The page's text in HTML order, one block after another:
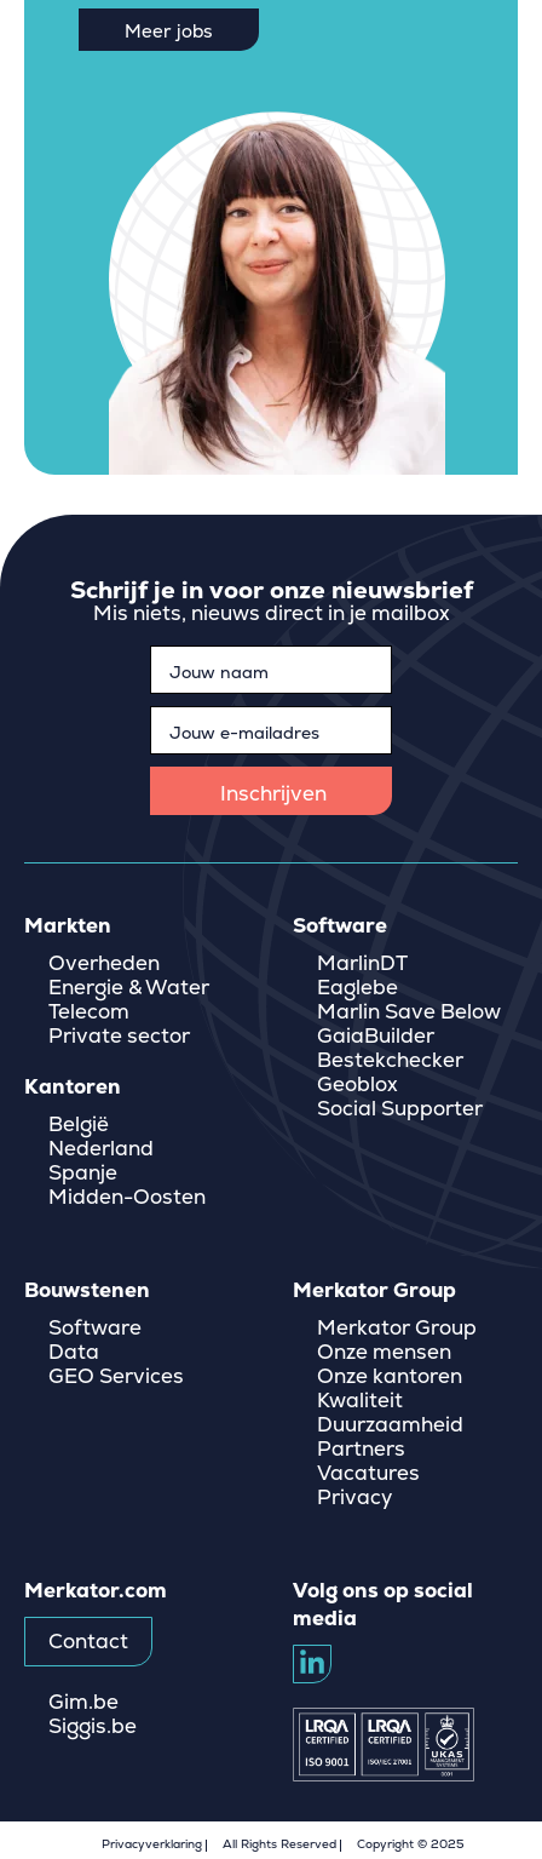
Meer jobs
Schrijf je in voor onze nieuwsbrief
Mis niets, nieuws direct in je mailbox
Volg ons op social
media
Markten
Overheden
Energie & Water
Telecom
Private sector
Kantoren
België
Nederland
Spanje
Midden-Oosten
Software
MarlinDT
Eaglebe
Marlin Save Below
GaiaBuilder
Bestekchecker
Geoblox
Social Supporter
Bouwstenen
Software
Data
GEO Services
Merkator Group
Merkator Group
Onze mensen
Onze kantoren
Kwaliteit
Duurzaamheid
Partners
Vacatures
Privacy
Merkator.com
Contact
Gim.be
Siggis.be
Privacyverklaring All Rights Reserved Copyright © 2025